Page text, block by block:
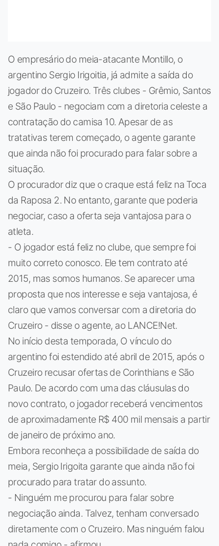
O empresário do meia-atacante Montillo, o
argentino Sergio Irigoitia, já admite a saída do
jogador do Cruzeiro. Três clubes - Grêmio, Santos
e São Paulo - negociam com a diretoria celeste a
contratação do camisa 10. Apesar de as
tratativas terem começado, o agente garante
que ainda não foi procurado para falar sobre a
situação.
O procurador diz que o craque está feliz na Toca
da Raposa 2. No entanto, garante que poderia
negociar, caso a oferta seja vantajosa para o
atleta.
- O jogador está feliz no clube, que sempre foi
muito correto conosco. Ele tem contrato até
2015, mas somos humanos. Se aparecer uma
proposta que nos interesse e seja vantajosa, é
claro que vamos conversar com a diretoria do
Cruzeiro - disse o agente, ao LANCE!Net.
No início desta temporada, O vínculo do
argentino foi estendido até abril de 2015, após o
Cruzeiro recusar ofertas de Corinthians e São
Paulo. De acordo com uma das cláusulas do
novo contrato, o jogador receberá vencimentos
de aproximadamente R$ 400 mil mensais a partir
de janeiro de próximo ano.
Embora reconheça a possibilidade de saída do
meia, Sergio Irigoita garante que ainda não foi
procurado para tratar do assunto.
- Ninguém me procurou para falar sobre
negociação ainda. Talvez, tenham conversado
diretamente com o Cruzeiro. Mas ninguém falou